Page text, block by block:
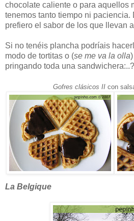
chocolate caliente o para aquellos
tenemos tanto tiempo ni paciencia.
prefiero el sabor de los que llevan
Si no tenéis plancha podríais
modo de tortitas o (se me va la olla
pringando toda una sandwichera:..?
Gofres clásicos IIcon
La Belgique